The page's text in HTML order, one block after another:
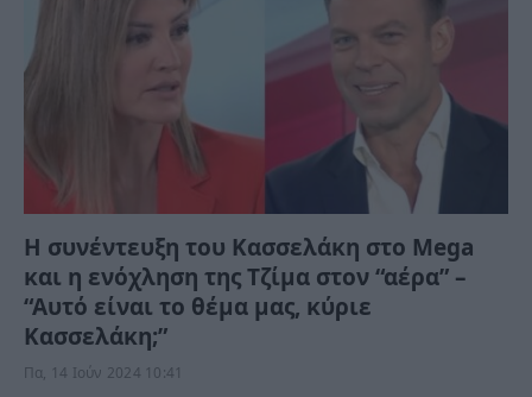
Η συνέντευξη του Κασσελάκη στο Mega
και η ενόχληση της Τζίμα στον “αέρα” –
“Αυτό είναι το θέμα μας, κύριε
Κασσελάκη;”
Πα, 14 Ιούν 2024 10:41